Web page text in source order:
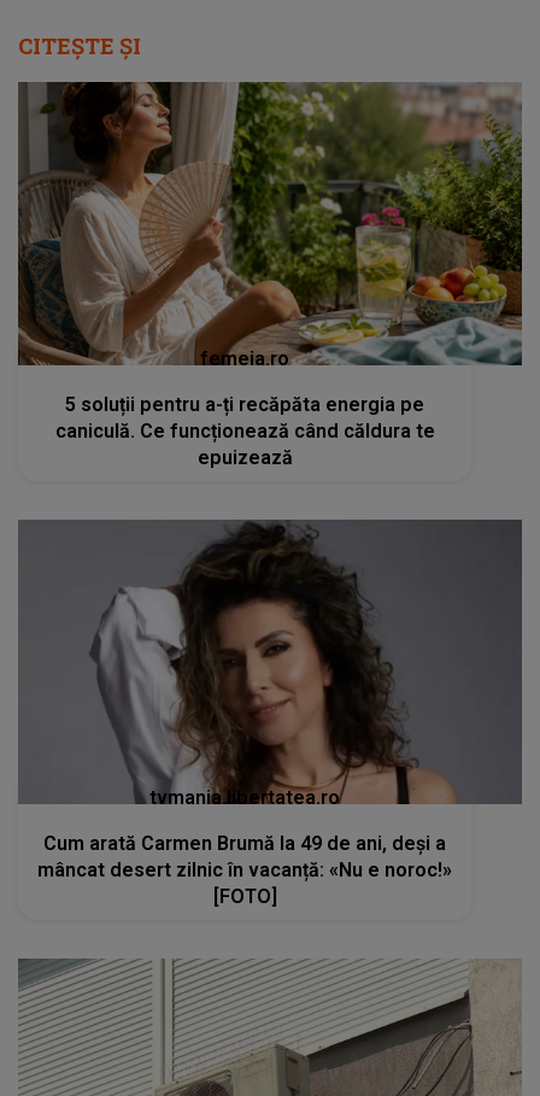
CITEȘTE ȘI
femeia.ro
5 soluții pentru a-ți recăpăta energia pe
caniculă. Ce funcționează când căldura te
epuizează
tvmania.libertatea.ro
Cum arată Carmen Brumă la 49 de ani, deși a
mâncat desert zilnic în vacanță: «Nu e noroc!»
[FOTO]